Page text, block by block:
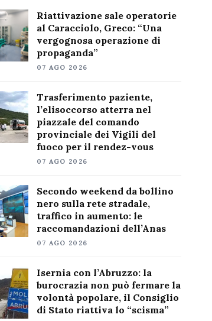
Riattivazione sale operatorie
al Caracciolo, Greco: “Una
vergognosa operazione di
propaganda”
07 AGO 2026
Trasferimento paziente,
l’elisoccorso atterra nel
piazzale del comando
provinciale dei Vigili del
fuoco per il rendez-vous
07 AGO 2026
Secondo weekend da bollino
nero sulla rete stradale,
traffico in aumento: le
raccomandazioni dell’Anas
07 AGO 2026
Isernia con l’Abruzzo: la
burocrazia non può fermare la
volontà popolare, il Consiglio
di Stato riattiva lo “scisma”